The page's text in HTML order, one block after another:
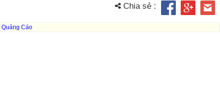
Chia sẻ :
Quảng Cáo